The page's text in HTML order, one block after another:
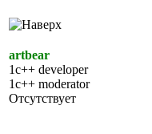
artbear
1c++ developer
1c++ moderator
Отсутствует